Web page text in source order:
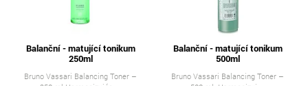
Balanční - matující tonikum
250ml
Bruno Vassari Balancing Toner –
Balanční - matující tonikum
500ml
Bruno Vassari Balancing Toner –